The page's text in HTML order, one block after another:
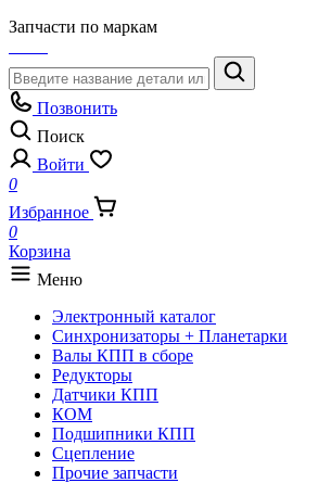
Запчасти по маркам
Позвонить
Поиск
Войти
0
Избранное
0
Корзина
Меню
Электронный каталог
Синхронизаторы + Планетарки
Валы КПП в сборе
Редукторы
Датчики КПП
КОМ
Подшипники КПП
Сцепление
Прочие запчасти